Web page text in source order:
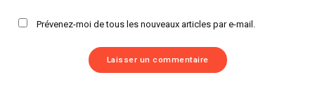
Prévenez-moi de tous les nouveaux articles par e-mail.